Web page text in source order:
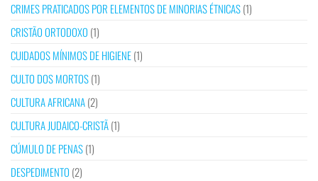
CRIMES PRATICADOS POR ELEMENTOS DE MINORIAS ÉTNICAS(1)
CRISTÃO ORTODOXO (1)
CUIDADOS MÍNIMOS DE HIGIENE(1)
CULTO DOS MORTOS(1)
CULTURA AFRICANA(2)
CULTURA JUDAICO-CRISTÃ(1)
CÚMULO DE PENAS(1)
DESPEDIMENTO (2)